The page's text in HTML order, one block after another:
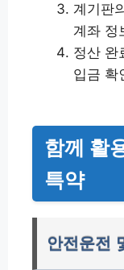
계기판
계좌 정
정산 완
입금 확
함께 활
특약
안전운전